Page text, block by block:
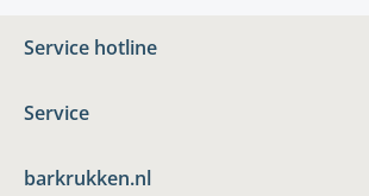
Service hotline
Service
barkrukken.nl